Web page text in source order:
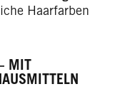
Haarfarben
MIT